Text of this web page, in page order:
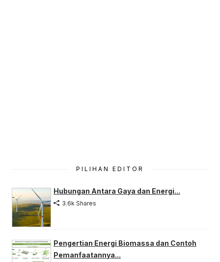
PILIHAN EDITOR
Hubungan Antara Gaya dan Energi...
3.6k Shares
Pengertian Energi Biomassa dan Contoh
Pemanfaatannya...